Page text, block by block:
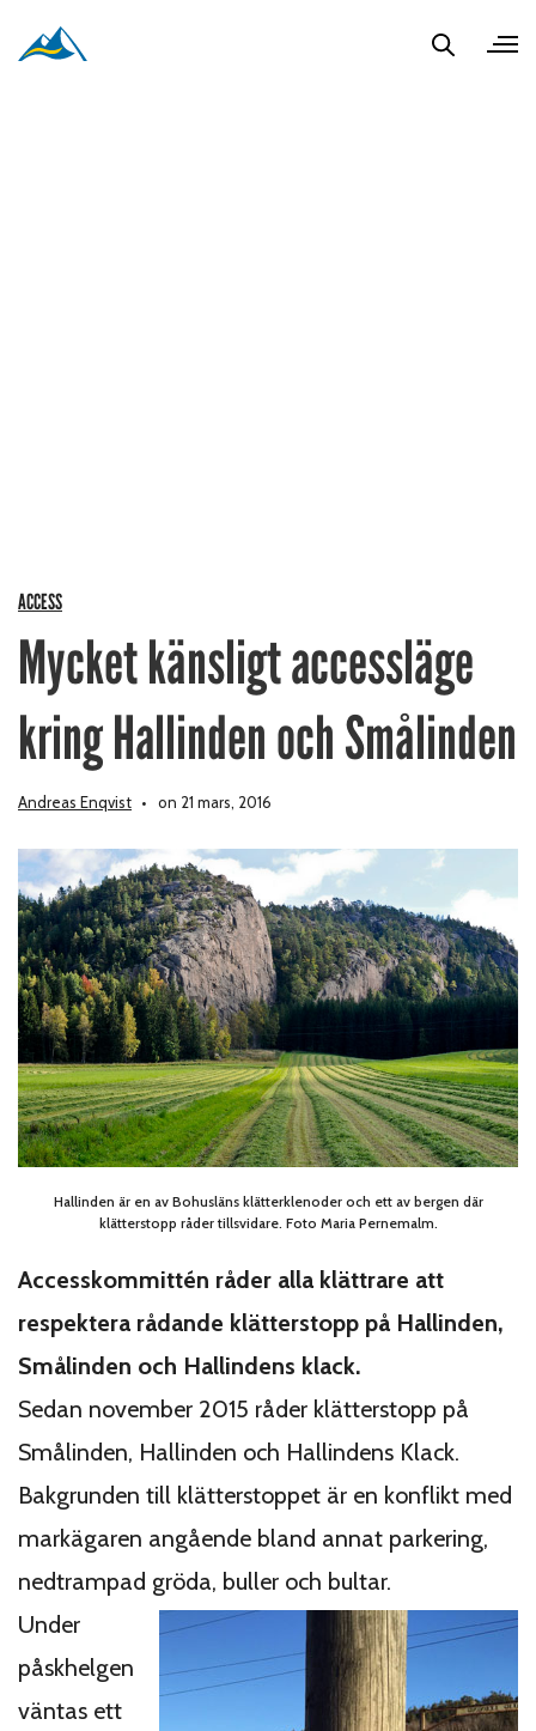
ACCESS
Mycket känsligt accessläge
kring Hallinden och Smålinden
Andreas Enqvist on 21 mars, 2016
Hallinden är en av Bohusläns klätterklenoder och ett av bergen där
klätterstopp råder tillsvidare. Foto Maria Pernemalm.
Accesskommittén råder alla klättrare att
respektera rådande klätterstopp på Hallinden,
Smålinden och Hallindens klack.
Sedan november 2015 råder klätterstopp på
Smålinden, Hallinden och Hallindens Klack.
Bakgrunden till klätterstoppet är en konflikt med
markägaren angående bland annat parkering,
nedtrampad gröda, buller och bultar.
Under
påskhelgen
väntas ett